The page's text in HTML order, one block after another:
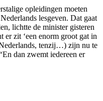
opleidingen moeten
lesgeven. Dat gaat
lichtte de minister gisteren
er zit ‘een enorm groot gat in
tenzij…) zijn nu te
dan zwemt iedereen er